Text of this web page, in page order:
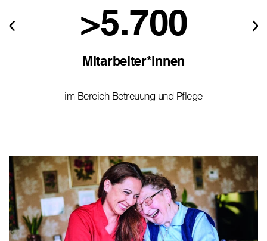
>5.700
Mitarbeiter*innen
im Bereich Betreuung und Pflege